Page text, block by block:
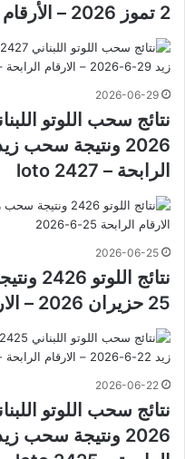
2 تموز 2026 – الأرقام الفائزة
2026-06-29
الرابحة – loto 2427
2026-06-25
25 حزيران 2026 – الارقام الرابحة 25-6-2026
2026-06-22